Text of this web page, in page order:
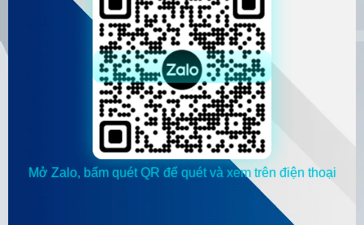
Mở Zalo, bấm quét QR để quét và xem trên điện thoại